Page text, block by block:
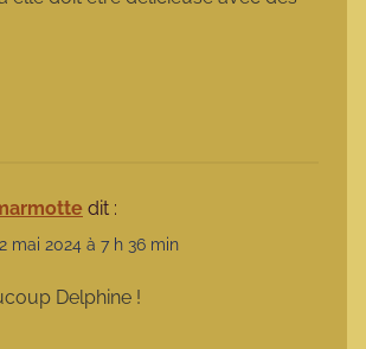
dit :
mai 2024 à 7 h 36 min
Delphine !